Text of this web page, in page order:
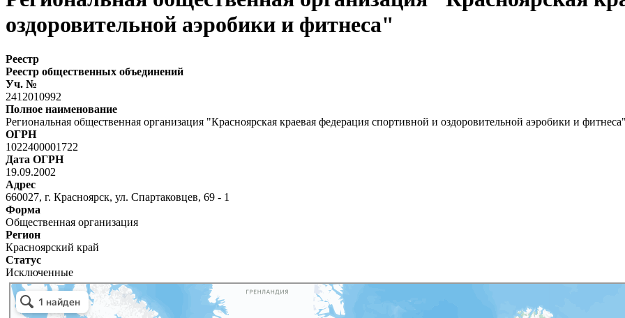
оздоровительной аэробики и фитнеса"
Реестр
Реестр общественных объединений
Уч. №
2412010992
Полное наименование
Региональная общественная организация "Красноярская краевая федерация спортивной и оздоровительной аэробики и
ОГРН
1022400001722
Дата ОГРН
19.09.2002
Адрес
660027, г. Красноярск, ул. Спартаковцев, 69 - 1
Форма
Общественная организация
Регион
Красноярский край
Статус
Исключенные